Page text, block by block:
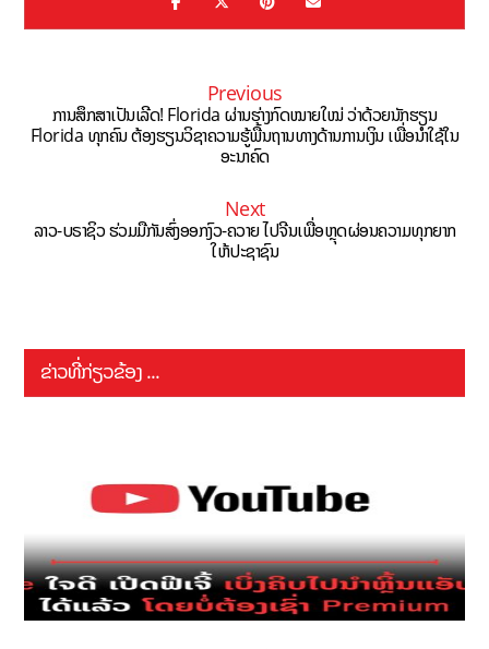
Previous
ການສຶກສາເປັນເລີດ! Florida ຜ່ານຮ່າງກົດໝາຍໃໝ່ ວ່າດ້ວຍນັກຮຽນ
Florida ທຸກຄົນ ຕ້ອງຮຽນວິຊາຄວາມຮູ້ພື້ນຖານທາງດ້ານການເງິນ ເພື່ອນຳໃຊ້ໃນ
ອະນາຄົດ
Next
ລາວ-ບຣາຊິວ ຮ່ວມມືກັນສົ່ງອອກງົວ-ຄວາຍ ໄປຈີນເພື່ອຫຼຸດຜ່ອນຄວາມທຸກຍາກ
ໃຫ້ປະຊາຊົນ
ຂ່າວທີ່ກ່ຽວຂ້ອງ ...